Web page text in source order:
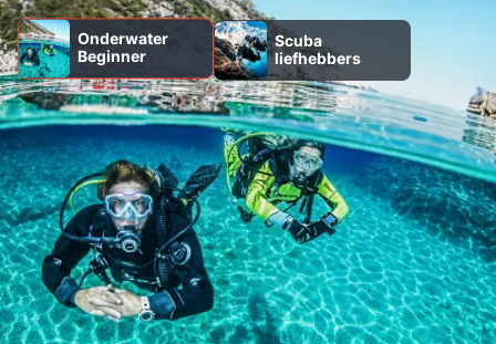
Onderwater
Beginner
Scuba
liefhebbers